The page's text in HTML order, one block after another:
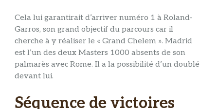
Cela lui garantirait d’arriver numéro 1 à Roland-
Garros, son grand objectif du parcours car il
cherche à y réaliser le « Grand Chelem ». Madrid
est l’un des deux Masters 1000 absents de son
palmarès avec Rome. Il a la possibilité d’un doublé
devant lui.
Séquence de victoires